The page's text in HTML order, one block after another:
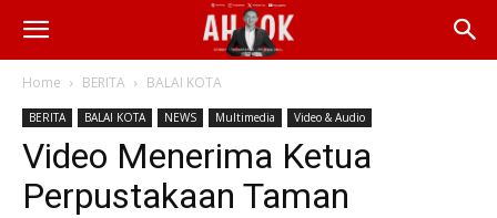
Home BERITA BALAI KOTA
BERITA BALAI KOTA NEWS Multimedia Video & Audio
Video Menerima Ketua
Perpustakaan Taman